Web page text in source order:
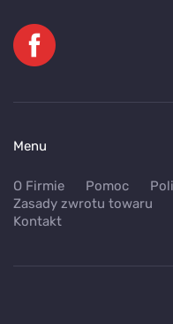
Menu
O Firmie Pomoc
Zasady zwrotu towaru
Kontakt